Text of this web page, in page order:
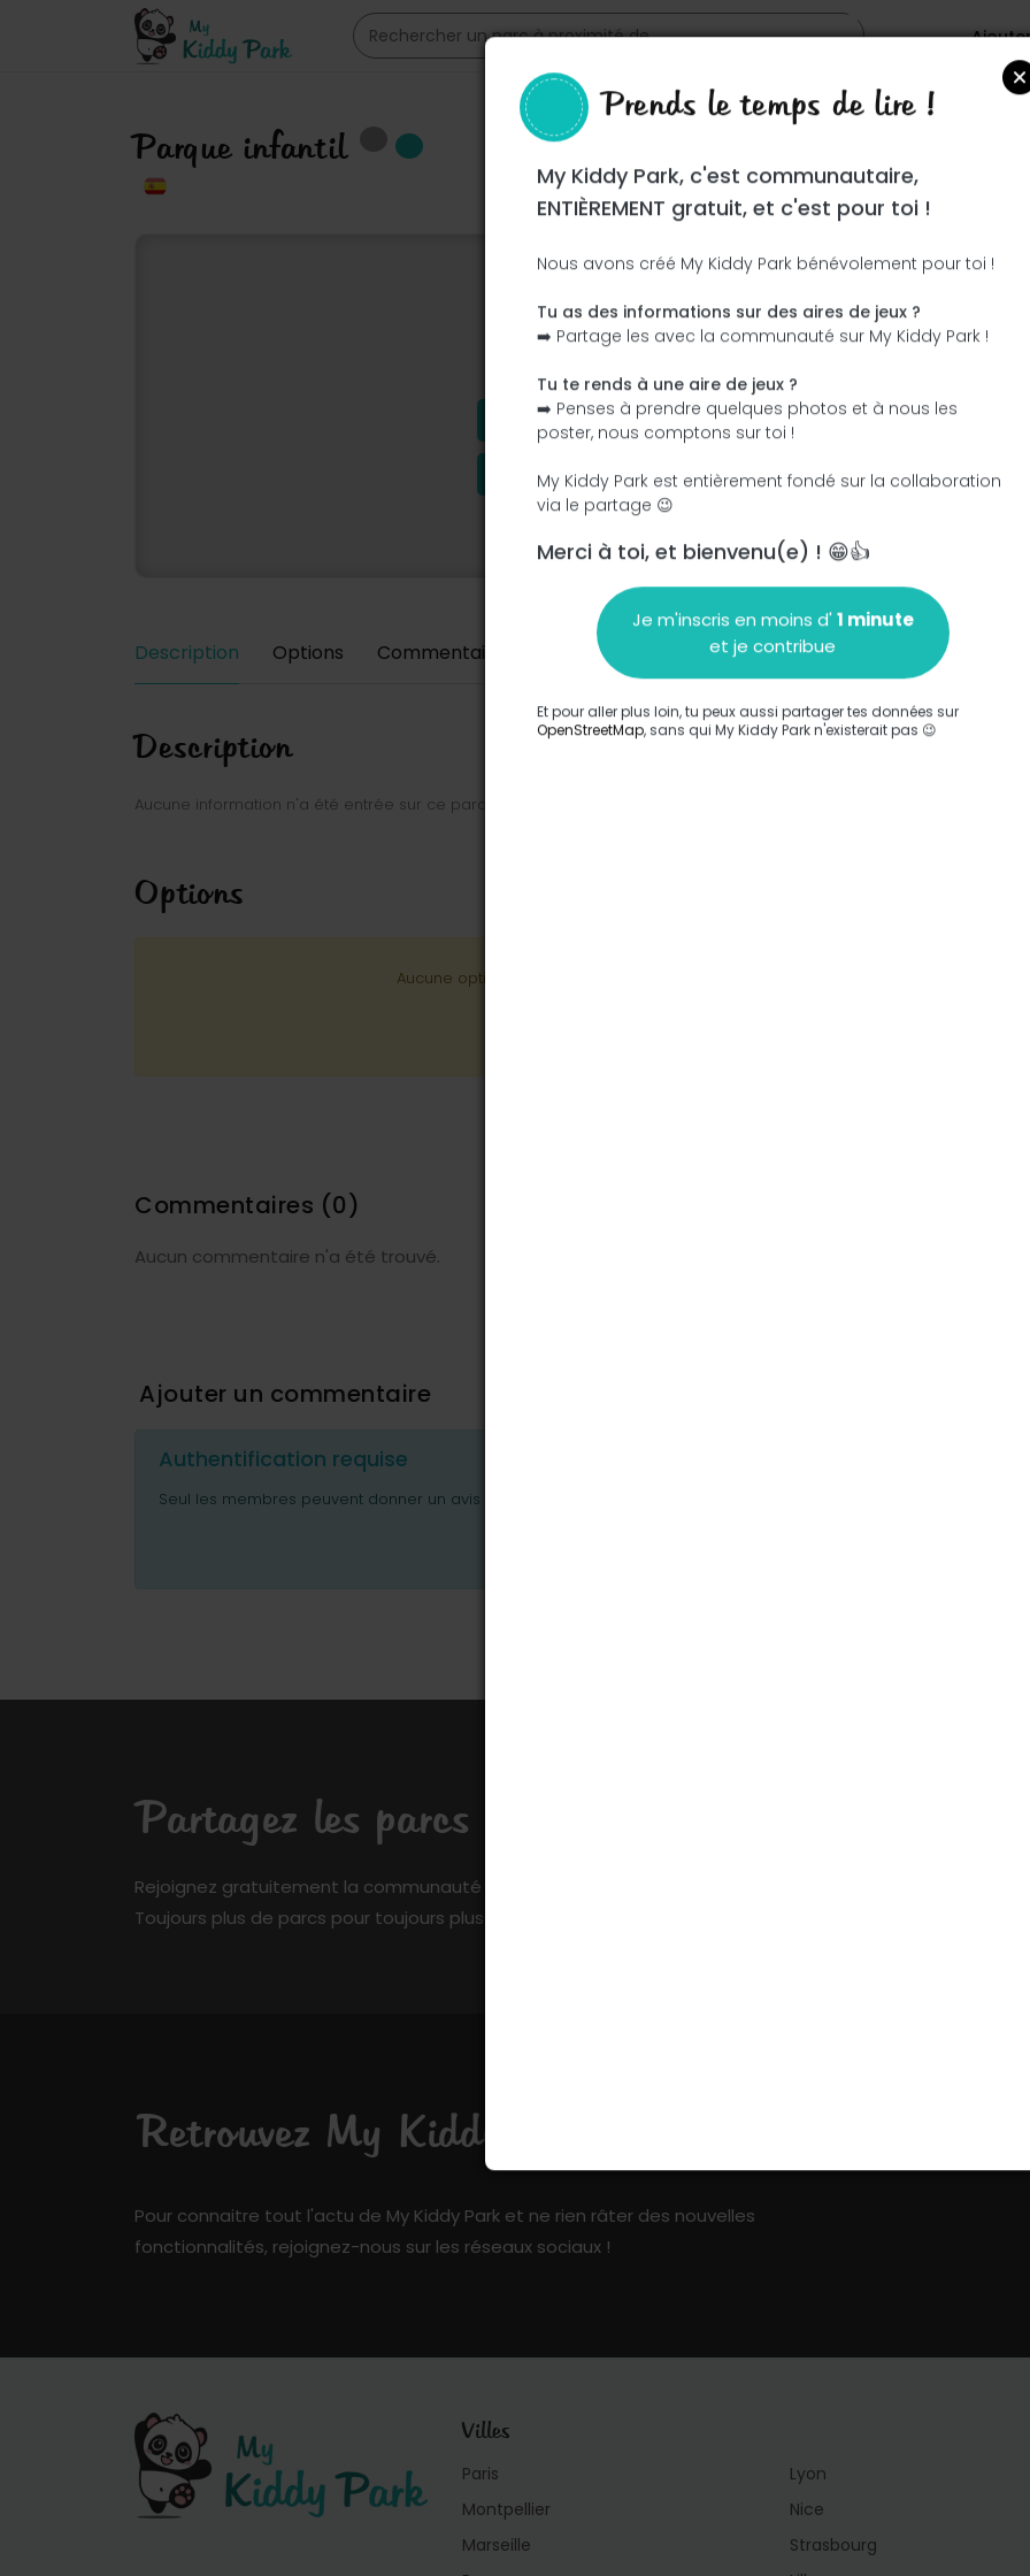
Parque infantil
Ce parc n'a pas encore été visité ! À toi de jouer !
J'ajoute le nom J'ajoute des photos
J'ajoute une description J'ajoute les équipements
Description Options Commentaires Ajouter un commentaire
Description
Aucune information n'a été entrée sur ce parc.
Options
Aucune option n'a été entrée sur ce parc.
Commentaires (0)
Aucun commentaire n'a été trouvé.
Ajouter un commentaire
Authentification requise
Seul les membres peuvent donner un avis ou poser des questions.
Partagez les parcs que vous connaissez
Rejoignez gratuitement la communauté de My Kiddy Park et ajoutez votre pierre à l’édifice !
Toujours plus de parcs pour toujours plus de fun !
Retrouvez My Kiddy Park sur les réseaux sociaux !
Pour connaitre tout l'actu de My Kiddy Park et ne rien râter des nouvelles
fonctionnalités, rejoignez-nous sur les réseaux sociaux !
Villes
Paris
Montpellier
Marseille
Lyon
Nice
Strasbourg
Prends le temps de lire !
My Kiddy Park, c'est communautaire,
ENTIÈREMENT gratuit, et c'est pour toi !
Nous avons créé My Kiddy Park bénévolement pour toi !
Tu as des informations sur des aires de jeux ?
➡️ Partage les avec la communauté sur My Kiddy Park !
Tu te rends à une aire de jeux ?
➡️ Penses à prendre quelques photos et à nous les
poster, nous comptons sur toi !
My Kiddy Park est entièrement fondé sur la collaboration
via le partage 😉
Merci à toi, et bienvenu(e) ! 😁👍
Je m'inscris en moins d'1 minute
et je contribue
Et pour aller plus loin, tu peux aussi partager tes données sur
OpenStreetMap, sans qui My Kiddy Park n'existerait pas 😉